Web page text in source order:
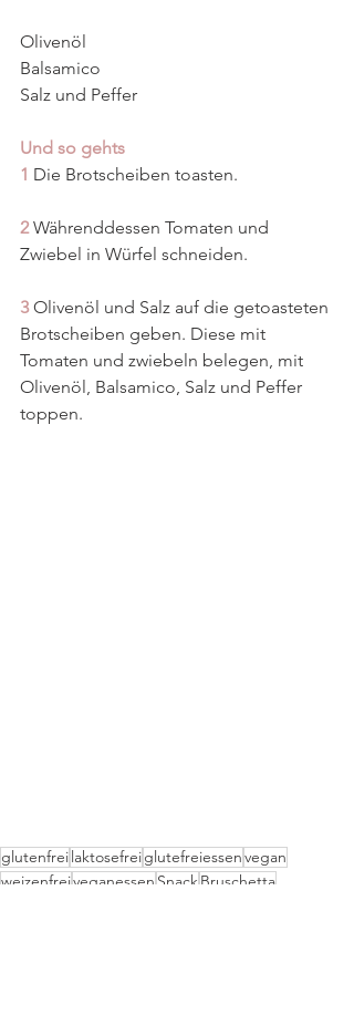
Olivenöl
Balsamico
Salz und Peffer
Und so gehts
1 Die Brotscheiben toasten.
2 Währenddessen Tomaten und
Zwiebel in Würfel schneiden.
3 Olivenöl und Salz auf die getoasteten
Brotscheiben geben. Diese mit
Tomaten und zwiebeln belegen, mit
Olivenöl, Balsamico, Salz und Peffer
toppen.
glutenfreilaktosefreiglutefreiessenvegan
weizenfreiveganessen Snack Bruschetta